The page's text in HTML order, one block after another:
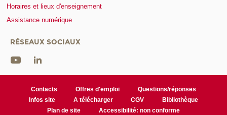
Horaires et lieux d'enseignement
Assistance numérique
RÉSEAUX SOCIAUX
Contacts Offres d'emploi
Questions/réponses
Infos site
A télécharger CGV
Bibliothèque
Plan de site
Accessibilité: non conforme